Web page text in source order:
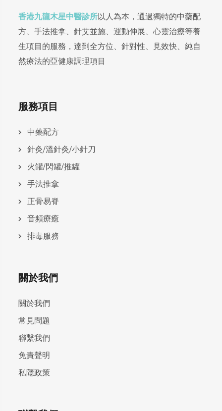
香港九龍木星中醫診所以人為本，通過獨特的中藥配
方、手法推拿、針艾並施、運動伸展、心靈治療等養
生項目的服務，達到全方位、針對性、見效快、純自
然療法的亞健康調理項目
服務項目
中藥配方
針灸/溫針灸/小針刀
火罐/閃罐/推罐
手法推拿
正骨易脊
⾳頻療癒
排毒服務
關於我們
關於我們
常見問題
聯繫我們
免責聲明
私隱政策